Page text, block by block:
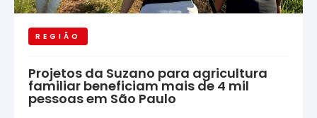
REGIÃO
Projetos da Suzano para agricultura
familiar beneficiam mais de 4 mil
pessoas em São Paulo